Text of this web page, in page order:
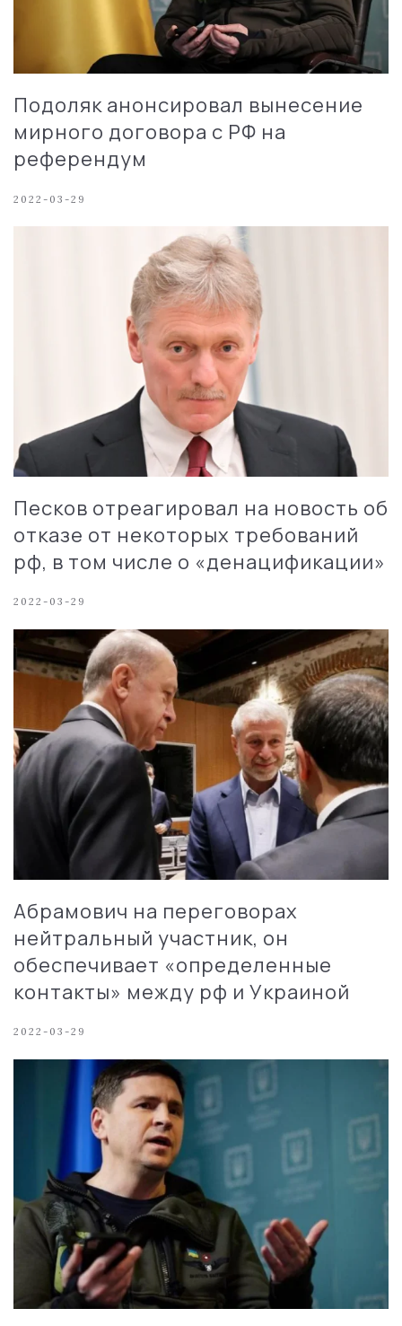
Подоляк анонсировал вынесение
мирного договора с РФ на
референдум
2022-03-29
Песков отреагировал на новость об
отказе от некоторых требований
рф, в том числе о «денацификации»
2022-03-29
Абрамович на переговорах
нейтральный участник, он
обеспечивает «определенные
контакты» между рф и Украиной
2022-03-29